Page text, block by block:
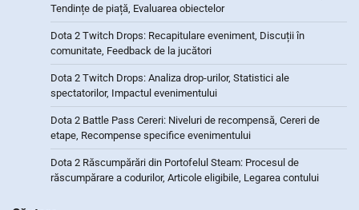
Tendințe de piață, Evaluarea obiectelor
Dota 2 Twitch Drops: Recapitulare eveniment, Discuții în
comunitate, Feedback de la jucători
Dota 2 Twitch Drops: Analiza drop-urilor, Statistici ale
spectatorilor, Impactul evenimentului
Dota 2 Battle Pass Cereri: Niveluri de recompensă, Cereri de
etape, Recompense specifice evenimentului
Dota 2 Răscumpărări din Portofelul Steam: Procesul de
răscumpărare a codurilor, Articole eligibile, Legarea contului